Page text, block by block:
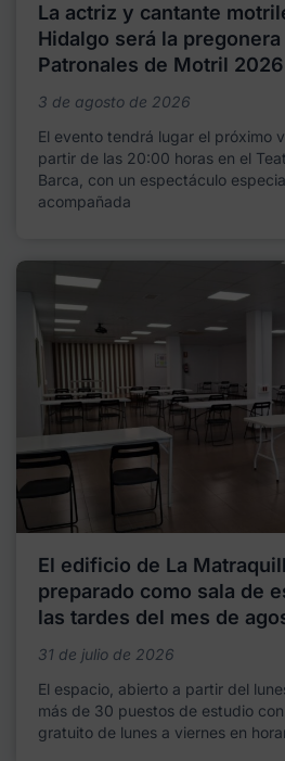
La actriz y cantante
Hidalgo será la
Patronales de Motril 2026
3 de agosto de 2026
El evento tendrá lugar el próximo
partir de las 20:00 horas en el
Barca, con un espectáculo
acompañada
El edificio de La
preparado como sala de
las tardes del mes de
31 de julio de 2026
El espacio, abierto a partir del
más de 30 puestos de estudio
gratuito de lunes a viernes en